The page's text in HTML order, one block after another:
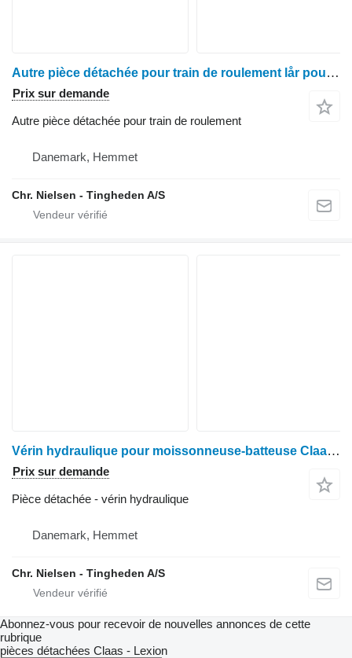
Autre pièce détachée pour train de roulement lår pour moissonneuse-batteuse Claas Lexion 460
Prix sur demande
Autre pièce détachée pour train de roulement
Danemark, Hemmet
Chr. Nielsen - Tingheden A/S
Vérin hydraulique pour moissonneuse-batteuse Claas Lexion 460
Prix sur demande
Pièce détachée - vérin hydraulique
Danemark, Hemmet
Chr. Nielsen - Tingheden A/S
Abonnez-vous pour recevoir de nouvelles annonces de cette
rubrique
pièces détachées Claas - Lexion